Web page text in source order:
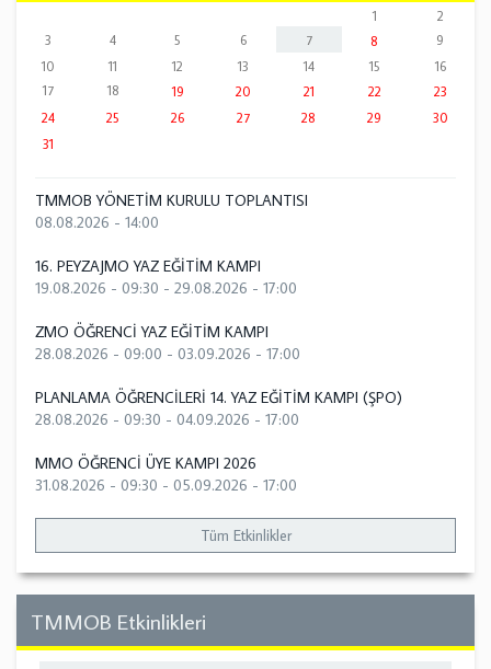
1
2
3
4 5 6 7 8
9
10
11 12 13 14 15
16
17
18 19 20 21 22
23
24
25 26 27 28 29
30
31
TMMOB YÖNETİM KURULU TOPLANTISI
08.08.2026 - 14:00
16. PEYZAJMO YAZ EĞİTİM KAMPI
19.08.2026 - 09:30 - 29.08.2026 - 17:00
ZMO ÖĞRENCİ YAZ EĞİTİM KAMPI
28.08.2026 - 09:00 - 03.09.2026 - 17:00
PLANLAMA ÖĞRENCİLERİ 14. YAZ EĞİTİM KAMPI (ŞPO)
28.08.2026 - 09:30 - 04.09.2026 - 17:00
MMO ÖĞRENCİ ÜYE KAMPI 2026
31.08.2026 - 09:30 - 05.09.2026 - 17:00
Tüm Etkinlikler
TMMOB Etkinlikleri